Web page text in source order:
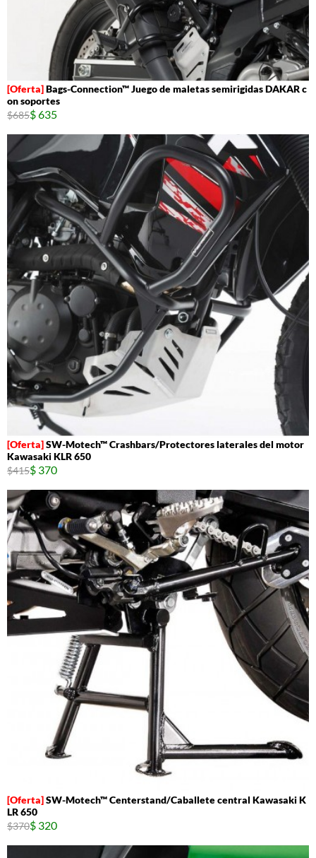
Bags-Connection™ Juego de maletas semirigidas DAKAR c
on soportes
$685$ 635
SW-Motech™ Crashbars/Protectores laterales del motor
Kawasaki KLR 650
$415$ 370
SW-Motech™ Centerstand/Caballete central Kawasaki K
LR 650
$370$ 320